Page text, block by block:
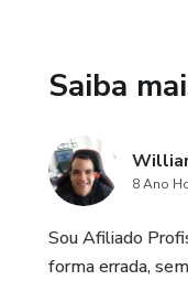
Saiba
8 Ano
Sou Afiliado
forma errada,